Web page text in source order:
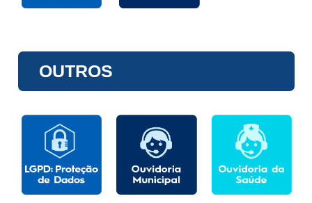
OUTROS